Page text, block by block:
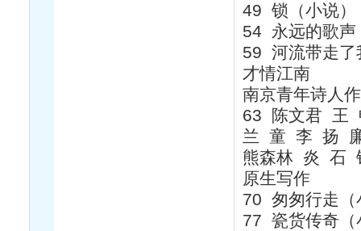
49 锁（小说
54 永远的歌
59 河流带走
才情江南
南京青年诗人
63 陈文君 王
兰 童 李 扬
熊森林 炎 石
原生写作
70 匆匆行走
77 瓷货传奇